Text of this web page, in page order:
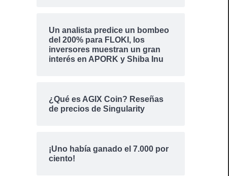
Un analista predice un bombeo
del 200% para FLOKI, los
inversores muestran un gran
interés en APORK y Shiba Inu
¿Qué es AGIX Coin? Reseñas
de precios de Singularity
¡Uno había ganado el 7.000 por
ciento!